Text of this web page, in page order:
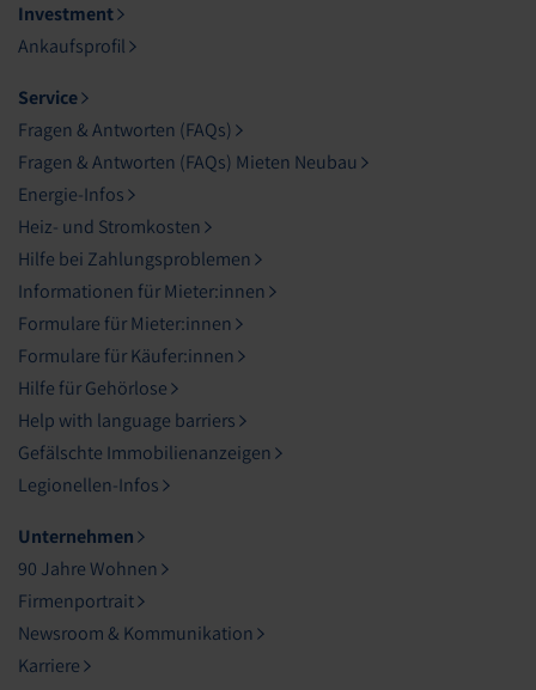
Investment
Ankaufsprofil
Service
Fragen & Antworten (FAQs)
Fragen & Antworten (FAQs) Mieten Neubau
Energie-Infos
Heiz- und Stromkosten
Hilfe bei Zahlungsproblemen
Informationen für Mieter:innen
Formulare für Mieter:innen
Formulare für Käufer:innen
Hilfe für Gehörlose
Help with language barriers
Gefälschte Immobilienanzeigen
Legionellen-Infos
Unternehmen
90 Jahre Wohnen
Firmenportrait
Newsroom & Kommunikation
Karriere